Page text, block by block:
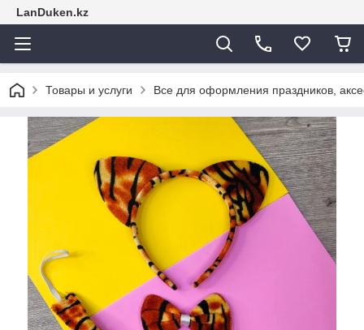
LanDuken.kz
Товары и услуги Все для оформления праздников,